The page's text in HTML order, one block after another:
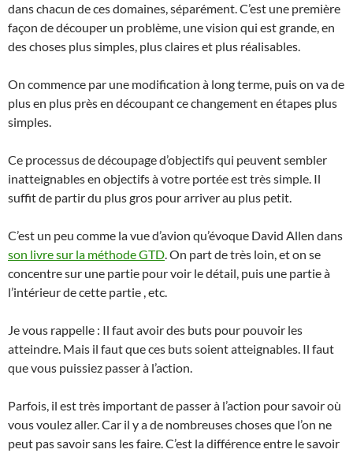
dans chacun de ces domaines, séparément. C’est une première
façon de découper un problème, une vision qui est grande, en
des choses plus simples, plus claires et plus réalisables.
On commence par une modification à long terme, puis on va de
plus en plus près en découpant ce changement en étapes plus
simples.
Ce processus de découpage d’objectifs qui peuvent sembler
inatteignables en objectifs à votre portée est très simple. Il
suffit de partir du plus gros pour arriver au plus petit.
C’est un peu comme la vue d’avion qu’évoque David Allen dans
son livre sur la méthode GTD . On part de très loin, et on se
concentre sur une partie pour voir le détail, puis une partie à
l’intérieur de cette partie , etc.
Je vous rappelle : Il faut avoir des buts pour pouvoir les
atteindre. Mais il faut que ces buts soient atteignables. Il faut
que vous puissiez passer à l’action.
Parfois, il est très important de passer à l’action pour savoir où
vous voulez aller. Car il y a de nombreuses choses que l’on ne
peut pas savoir sans les faire. C’est la différence entre le savoir